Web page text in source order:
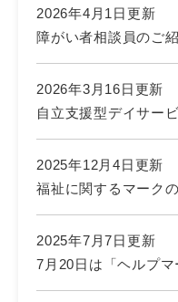
2026年4月1日更新
障がい者相談員のご
2026年3月16日更新
自立支援型デイサー
2025年12月4日更新
福祉に関するマーク
2025年7月7日更新
7月20日は「ヘルプマ